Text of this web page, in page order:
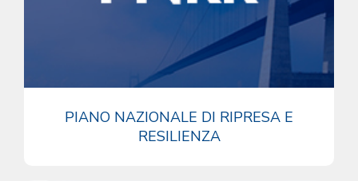
PIANO NAZIONALE DI RIPRESA E
RESILIENZA